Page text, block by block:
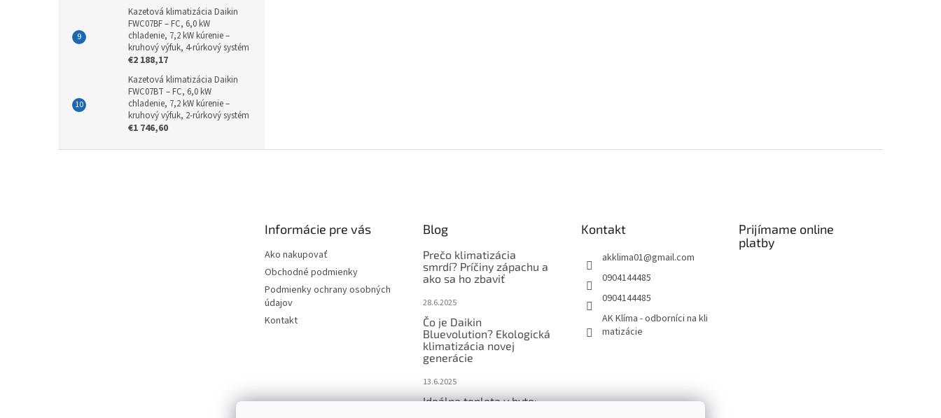
Kazetová klimatizácia Daikin
FWC07BF – FC, 6,0 kW
chladenie, 7,2 kW kúrenie –
kruhový výfuk, 4-rúrkový systém
€2 188,17
Kazetová klimatizácia Daikin
FWC07BT – FC, 6,0 kW
chladenie, 7,2 kW kúrenie –
kruhový výfuk, 2-rúrkový systém
€1 746,60
Informácie pre vás
Ako nakupovať
Obchodné podmienky
Podmienky ochrany osobných
údajov
Kontakt
Blog
Prečo klimatizácia
smrdí? Príčiny zápachu a
ako sa ho zbaviť
28.6.2025
Čo je Daikin
Bluevolution? Ekologická
klimatizácia novej
generácie
13.6.2025
Ideálna teplota v byte:
Kontakt
akklima01@gmail.com
0904144485
0904144485
AK Klíma - odborníci na kli
matizácie
Prijímame online
platby